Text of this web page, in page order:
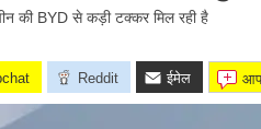
की BYD से कड़ी टक्कर मिल रही है
Reddit ईमेल